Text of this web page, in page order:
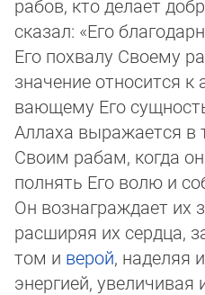
рабов, кто делает
ска­зал: «Его
Его похвалу Своему
значение относится
ваю­ще­му Его
Аллаха выражается в
Своим рабам, когда
полнять Его волю и
Он вознаграждает их
расширяя их сердца,
том и верой, наделяя
энергией, увеличивая